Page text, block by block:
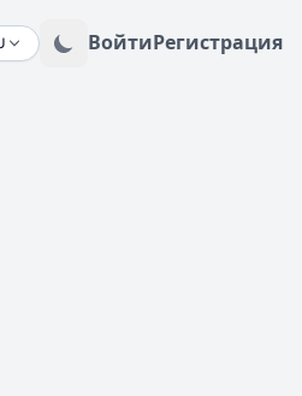
language ВойтиРегистрация